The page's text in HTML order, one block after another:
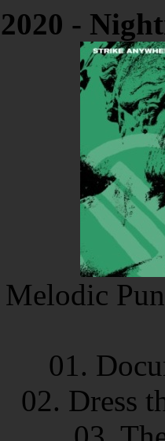
2020 -
Melodic
01.
02. Dress